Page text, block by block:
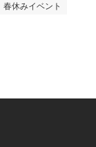
春休みイベント